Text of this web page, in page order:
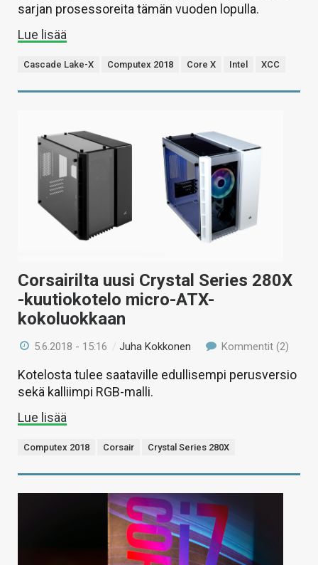
sarjan prosessoreita tämän vuoden lopulla.
Lue lisää
Cascade Lake-X Computex 2018 Core X Intel XCC
Corsairilta uusi Crystal Series 280X
-kuutiokotelo micro-ATX-
kokoluokkaan
5.6.2018 - 15:16 /Juha Kokkonen Kommentit (2)
Kotelosta tulee saataville edullisempi perusversio
sekä kalliimpi RGB-malli.
Lue lisää
Computex 2018 Corsair Crystal Series 280X